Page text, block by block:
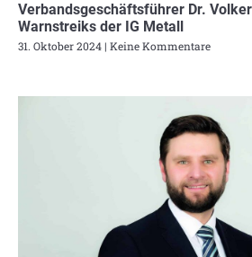
Verbandsgeschäftsführer Dr.
Warnstreiks der IG Metall
31. Oktober 2024 Keine Kommentare